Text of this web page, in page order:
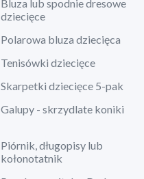
Bluza lub spodnie dresowe
dziecięce
Polarowa bluza dziecięca
Tenisówki dziecięce
Skarpetki dziecięce 5-pak
Galupy - skrzydlate koniki
Piórnik, długopisy lub
kołonotatnik